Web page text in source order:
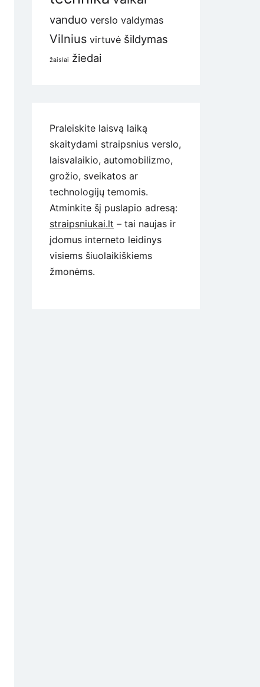
vanduo verslo valdymas
Vilnius virtuvė šildymas
žaislai žiedai
Praleiskite laisvą laiką
skaitydami straipsnius verslo,
laisvalaikio, automobilizmo,
grožio, sveikatos ar
technologijų temomis.
Atminkite šį puslapio adresą:
straipsniukai.lt – tai naujas ir
įdomus interneto leidinys
visiems šiuolaikiškiems
žmonėms.